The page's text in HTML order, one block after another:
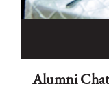
Alumni